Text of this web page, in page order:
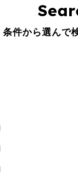
条件から選んで